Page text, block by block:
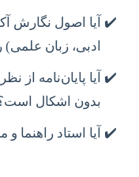
آیا اصول نگارش
ادبی، زبان
آیا پایان‌نامه از
بدون اشکال
آیا استاد راهنما